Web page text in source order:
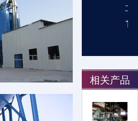
工
相关产品